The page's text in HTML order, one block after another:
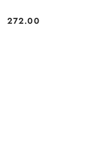
Cena:
272.00